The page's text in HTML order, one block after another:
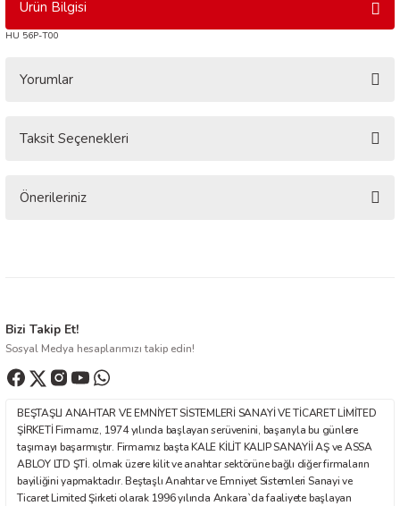
Ürün Bilgisi
HU 56P-T00
Yorumlar
Bu ürüne ilk yorumu siz yapın!
Taksit Seçenekleri
Önerileriniz
Ürün resmi kalitesiz, bozuk veya görüntülenemiyor.
Ürün açıklamasında eksik bilgiler bulunuyor.
Ürün bilgilerinde hatalar bulunuyor.
Bu ürüne benzer farklı alternatifler olmalı.
Bizi Takip Et!
Sosyal Medya hesaplarımızı takip edin!
BEŞTAŞLI ANAHTAR VE EMNİYET SİSTEMLERİ SANAYİ VE TİCARET LİMİTED
ŞİRKETİ Firmamız, 1974 yılında başlayan serüvenini, başarıyla bu günlere
taşımayı başarmıştır. Firmamız başta KALE KİLİT KALIP SANAYİİ AŞ ve ASSA
ABLOY LTD ŞTİ. olmak üzere kilit ve anahtar sektörüne bağlı diğer firmaların
bayiliğini yapmaktadır. Beştaşlı Anahtar ve Emniyet Sistemleri Sanayi ve
Ticaret Limited Şirketi olarak 1996 yılında Ankara`da faaliyete başlayan